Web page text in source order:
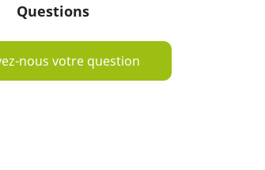
Questions
nous votre question